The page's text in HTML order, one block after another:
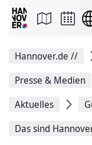
Seite
Facebook
teilen
Seitenlink
Seite
Hannover.de //
Presse & Medien
Aktuelles
Das sind